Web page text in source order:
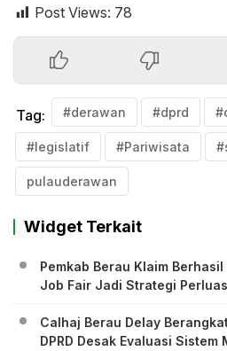
Post Views: 78
Tag: #derawan #dprd
#legislatif #Pariwisata
pulauderawan
Widget Terkait
Pemkab Berau Klaim
Job Fair Jadi Strategi
Calhaj Berau Delay
DPRD Desak Evaluasi Sistem